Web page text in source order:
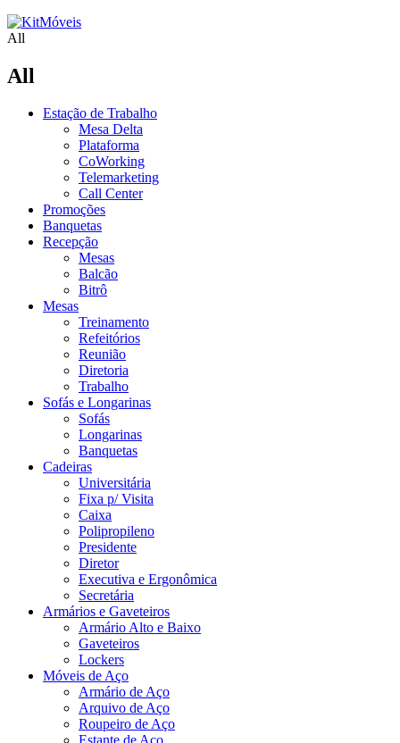
All
All
Estação de Trabalho
Mesa Delta
Plataforma
CoWorking
Telemarketing
Call Center
Promoções
Banquetas
Recepção
Mesas
Balcão
Bitrô
Mesas
Treinamento
Refeitórios
Reunião
Diretoria
Trabalho
Sofás e Longarinas
Sofás
Longarinas
Banquetas
Cadeiras
Universitária
Fixa p/ Visita
Caixa
Polipropileno
Presidente
Diretor
Executiva e Ergonômica
Secretária
Armários e Gaveteiros
Armário Alto e Baixo
Gaveteiros
Lockers
Móveis de Aço
Armário de Aço
Arquivo de Aço
Roupeiro de Aço